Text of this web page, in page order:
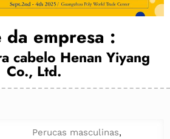
da empresa :
cabelo Henan Yiyang
Co., Ltd.
Perucas masculinas,